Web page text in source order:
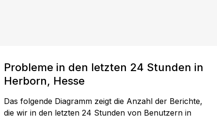
Probleme in den letzten 24 Stunden in
Herborn, Hesse
Das folgende Diagramm zeigt die Anzahl der Berichte,
die wir in den letzten 24 Stunden von Benutzern in